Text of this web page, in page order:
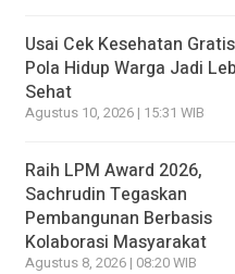
Usai Cek Kesehatan
Pola Hidup Warga Jadi
Sehat
Agustus 10, 2026 | 15:31 WIB
Raih LPM Award 2026,
Sachrudin Tegaskan
Pembangunan Berbasis
Kolaborasi Masyarakat
Agustus 8, 2026 | 08:20 WIB